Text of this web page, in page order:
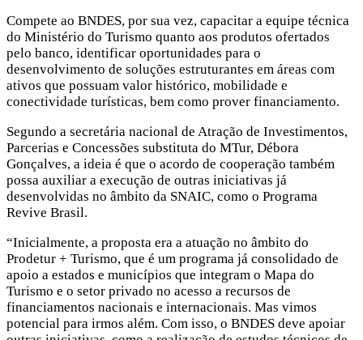
Compete ao BNDES, por sua vez, capacitar a equipe técnica
do Ministério do Turismo quanto aos produtos ofertados
pelo banco, identificar oportunidades para o
desenvolvimento de soluções estruturantes em áreas com
ativos que possuam valor histórico, mobilidade e
conectividade turísticas, bem como prover financiamento.
Segundo a secretária nacional de Atração de Investimentos,
Parcerias e Concessões substituta do MTur, Débora
Gonçalves, a ideia é que o acordo de cooperação também
possa auxiliar a execução de outras iniciativas já
desenvolvidas no âmbito da SNAIC, como o Programa
Revive Brasil.
“Inicialmente, a proposta era a atuação no âmbito do
Prodetur + Turismo, que é um programa já consolidado de
apoio a estados e municípios que integram o Mapa do
Turismo e o setor privado no acesso a recursos de
financiamentos nacionais e internacionais. Mas vimos
potencial para irmos além. Com isso, o BNDES deve apoiar